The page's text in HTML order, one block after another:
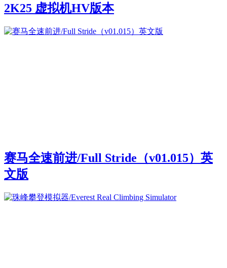
2K25 虚拟机HV版本
赛马全速前进/Full Stride（v01.015）英
文版